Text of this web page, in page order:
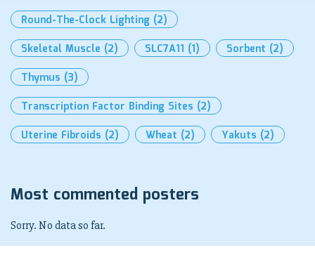
Round-The-Clock Lighting (2)
Skeletal Muscle (2) SLC7A11 (1) Sorbent (2)
Thymus (3)
Transcription Factor Binding Sites (2)
Uterine Fibroids (2) Wheat (2) Yakuts (2)
Most commented posters
Sorry. No data so far.